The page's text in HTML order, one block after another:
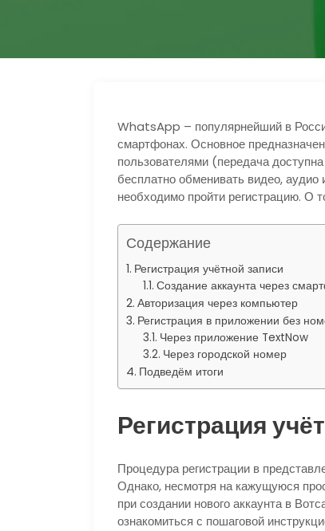
WhatsApp – популярнейший в
смартфонах. Основное
пользователями (передача
бесплатно обменивать видео,
необходимо пройти регистрацию. О
Содержание
Регистрация учётной записи
Создание аккаунта через
Авторизация через компьютер
Регистрация в приложении без
Через приложение TextNow
Через городской номер
Подведём итоги
Регистрация
Процедура регистрации в
Однако, несмотря на кажущуюся
при создании нового аккаунта в
ознакомиться с пошаговой